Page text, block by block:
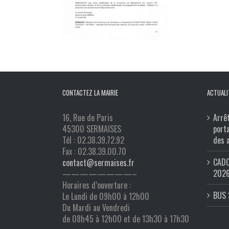
CONTACTEZ LA MAIRIE
16, Rue de Paris
45300 SERMAISES
Tél : 02.38.39.72.92
Fax : 02.38.39.00.70
contact@sermaises.fr
————————–
Horaires d’ouverture :
Le Lundi de 09h00 à 12h00
Du Mardi au Vendredi
de 08h45 à 12h00 et de 13h30 à 17h30
des
BUS